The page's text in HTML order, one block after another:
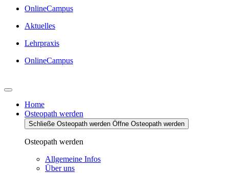
OnlineCampus
Aktuelles
Lehrpraxis
OnlineCampus
Home
Osteopath werden
Schließe Osteopath werden Öffne Osteopath werden
Osteopath werden
Allgemeine Infos
Über uns